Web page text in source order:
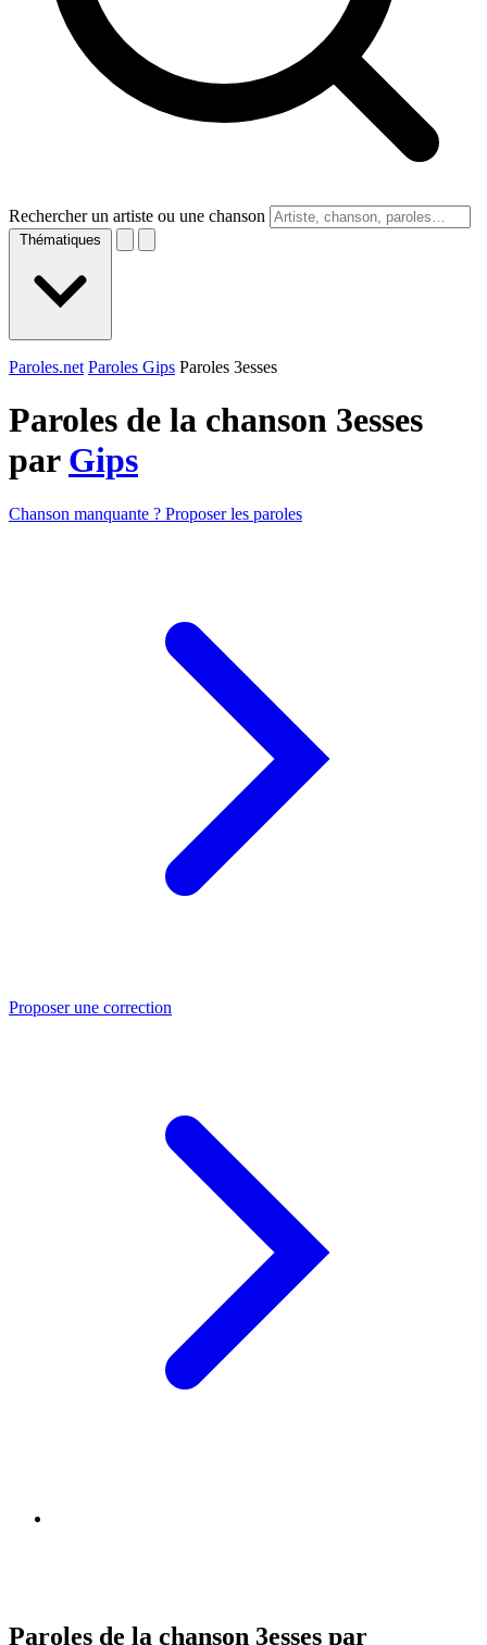
Rechercher un artiste ou une chanson
Thématiques
Paroles.net Paroles Gips Paroles 3esses
Paroles de la chanson 3esses
par Gips
Chanson manquante ? Proposer les paroles
Proposer une correction
Paroles de la chanson 3esses par